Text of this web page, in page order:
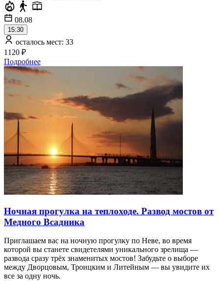
08.08
15:30
осталось мест: 33
1120 ₽
Подробнее
Ночная прогулка на теплоходе. Развод мостов от
Медного Всадника
Приглашаем вас на ночную прогулку по Неве, во время
которой вы станете свидетелями уникального зрелища —
развода сразу трёх знаменитых мостов! Забудьте о выборе
между Дворцовым, Троицким и Литейным — вы увидите их
все за одну ночь.